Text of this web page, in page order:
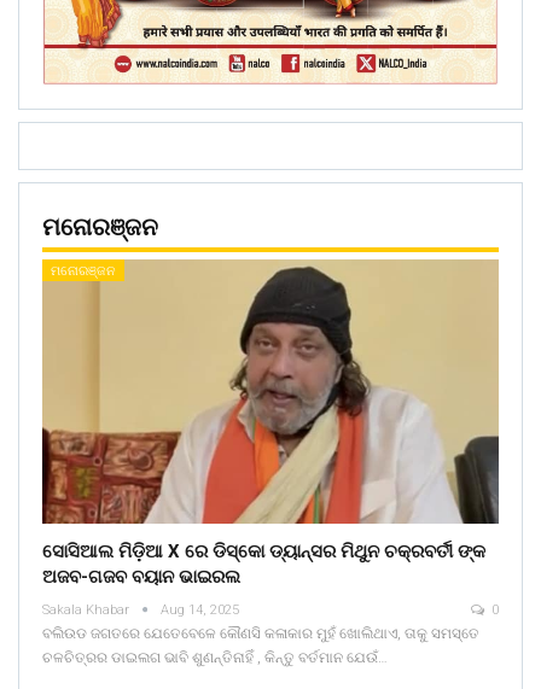
ମନୋରଞ୍ଜନ
ମନୋରଞ୍ଜନ
ସୋସିଆଲ ମିଡ଼ିଆ X ରେ ଡିସ୍କୋ ଡ୍ୟାନ୍ସର ମିଥୁନ ଚକ୍ରବର୍ତୀ ଙ୍କ
ଅଜବ-ଗଜବ ବୟାନ ଭାଇରଲ
Sakala Khabar Aug 14, 2025 0
ବଲିଉଡ ଜଗତରେ ଯେତେବେଳେ କୌଣସି କଳାକାର ମୁହଁ ଖୋଲିଥାଏ, ତାକୁ ସମସ୍ତେ
ଚଳଚିତ୍ରର ଡାଇଲଗ ଭାବି ଶୁଣନ୍ତିନାହିଁ , କିନ୍ତୁ ବର୍ତମାନ ଯେଉଁ…